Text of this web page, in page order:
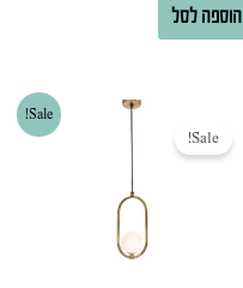
הוספה לסל
Sale!
Sale!
המקורי
היה:
המחיר